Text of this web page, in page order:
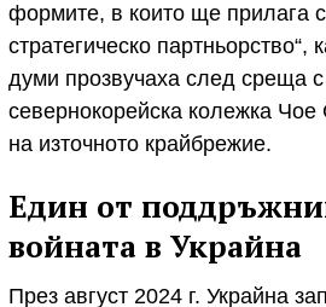
формите, в които ще прилага
стратегическо партньорство“,
думи прозвучаха след среща с
севернокорейска колежка
на източното крайбрежие.
Един от
войната в Украйна
През август 2024 г. Украйна